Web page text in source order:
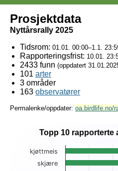
Prosjektdata
Nyttårsrally 2025
Tidsrom: 01.01. 00:00–1.1.
Rapporteringsfrist: 10.01.
2433 funn (oppdatert
101 arter
3 områder
163 observatører
Permalenke/oppdater: oa.birdlife.no/
Topp 10 rapporterte
Bar chart with 3 data series.
View as data table, Topp 10
Topp 10 rapporterte
kjøttmeis
skjære